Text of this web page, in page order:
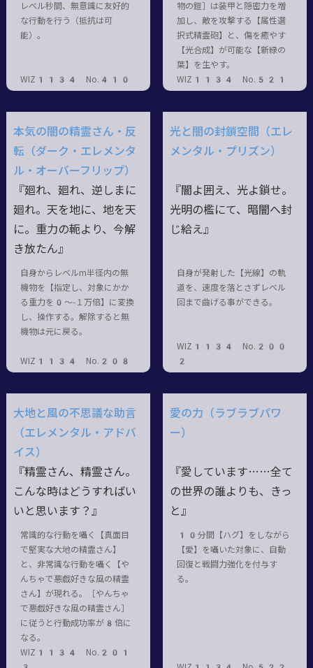
レベル秒間、無意識に友好的
な行動を行う（抵抗は可
能）。
WIZ1134 No.410
物の鎧］は装甲と隠密力を増
加し、敵を攻撃する【属性選
択式精霊砲】と、傷を癒やす
【光合成】が可能な【新緑の
葉】を生やす。
WIZ1134 No.521
本気の闇の精霊さん・反
転（ダーク・エレメンタ
ル・オーバーフリップ）
『廻れ、廻れ、逆しまに
廻れ。天を地に、地を天
に。重力の軛より、今解
き放たん』
自身からレベルm半径内の無
機物を【指定し、対象にかか
る重力を0～-１万倍】に変換
し、操作する。解除すると無
機物は元に戻る。
WIZ1134 No.208
光と闇の封鎖空間（エレ
メンタル・プリズン）
『闇よ囲え、光よ鎖せ。
光明の檻にて、暗闇へ封
じ給え』
自身が発射した【光線】の軌
道を、速度を落とさずレベル
回まで曲げる事ができる。
WIZ1134 No.200
2
大地と風の不思議な助言
（エレメンタル・アドバ
イス）
『精霊さん、精霊さん。
こんな時はどうすればい
いと思います？』
常識的な行動を囁く【真面目
で堅実な大地の精霊さん】
と、非常識な行動を囁く【や
んちゃで悪戯好きな風の精霊
さん】が現れる。［やんちゃ
で悪戯好きな風の精霊さん］
に従うと行動成功率が8倍に
なる。
WIZ1134 No.201
愛の力（ラブラブパワ
ー）
『愛しています……全て
の世界の誰よりも、きっ
と』
10分間【ハグ】をしながら
【愛】を囁いた対象に、自動
回復と戦闘力強化を付与す
る。